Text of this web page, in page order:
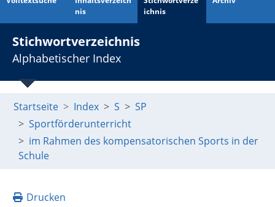
nis
ichnis
Stichwortverzeichnis
Alphabetischer Index
Startseite Index S
SP
Sportförderunterricht
im Rahmen des kompensatorischen Sports in der
Schule
Drucken